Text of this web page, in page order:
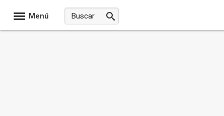
Menú